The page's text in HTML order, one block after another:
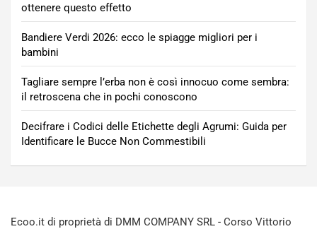
ottenere questo effetto
Bandiere Verdi 2026: ecco le spiagge migliori per i
bambini
Tagliare sempre l’erba non è così innocuo come sembra:
il retroscena che in pochi conoscono
Decifrare i Codici delle Etichette degli Agrumi: Guida per
Identificare le Bucce Non Commestibili
Ecoo.it di proprietà di DMM COMPANY SRL - Corso Vittorio